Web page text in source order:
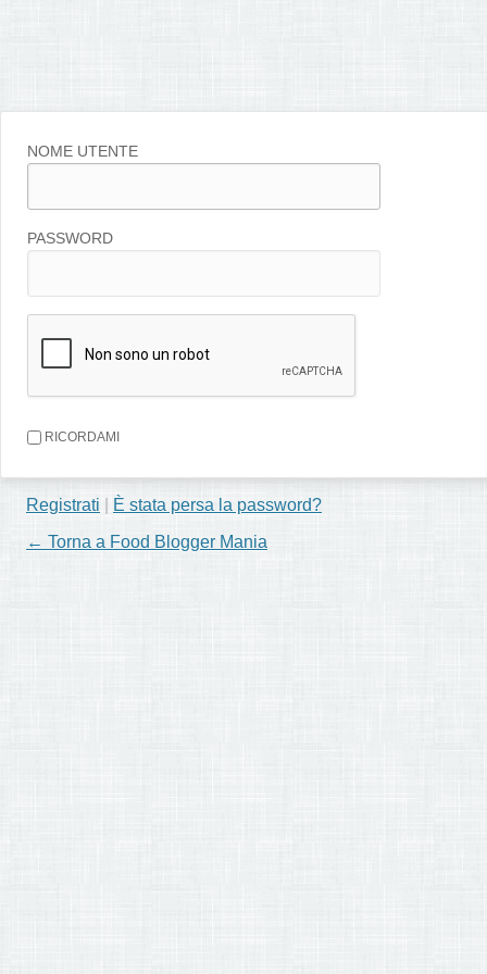
NOME UTENTE
PASSWORD
RICORDAMI
Registrati
È stata persa la password?
← Torna a Food Blogger Mania